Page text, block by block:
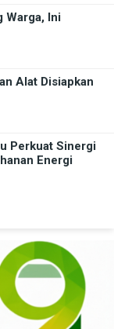
Warga, Ini
Alat Disiapkan
Perkuat Sinergi
Energi